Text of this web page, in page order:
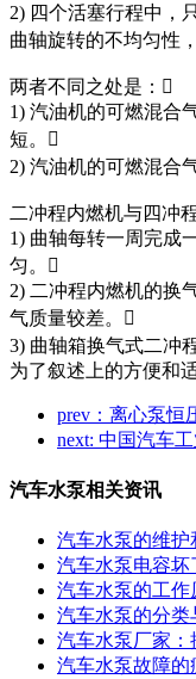
2) 四个活塞行程中，
曲轴旋转的不均匀性
两者不同之处是：
1) 汽油机的可燃混合
短。
2) 汽油机的可燃混合
二冲程内燃机与四冲
1) 曲轴每转一周完成
匀。
2) 二冲程内燃机的换
气质量较差。
3) 曲轴箱换气式二冲
为了叙述上的方便和
prev：离心泵恒
next: 中国汽车
汽车水泵相关资讯
汽车水泵的维护
汽车水泵电容坏
汽车水泵的工作
汽车水泵的分类
汽车水泵厂家
汽车水泵故障